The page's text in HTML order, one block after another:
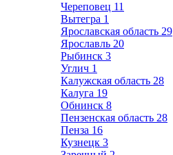
Череповец 11
Вытегра 1
Ярославская область 29
Ярославль 20
Рыбинск 3
Углич 1
Калужская область 28
Калуга 19
Обнинск 8
Пензенская область 28
Пенза 16
Кузнецк 3